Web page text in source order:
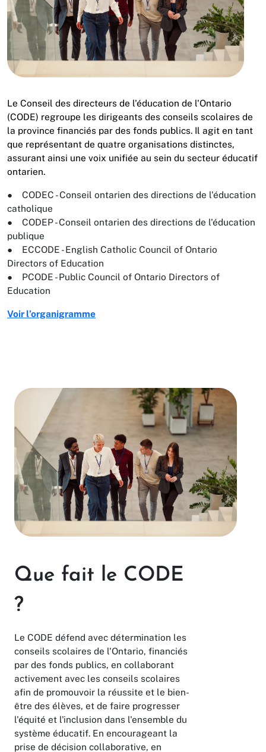
Le Conseil des directeurs de l'éducation de l'Ontario
(CODE) regroupe les dirigeants des conseils scolaires de
la province financiés par des fonds publics. Il agit en tant
que représentant de quatre organisations distinctes,
assurant ainsi une voix unifiée au sein du secteur éducatif
ontarien.
● CODEC - Conseil ontarien des directions de l'éducation
catholique
● CODEP - Conseil ontarien des directions de l'éducation
publique
● ECCODE - English Catholic Council of Ontario
Directors of Education
● PCODE - Public Council of Ontario Directors of
Education
Voir l’organigramme
Que fait le CODE
?
Le CODE défend avec détermination les
conseils scolaires de l'Ontario, financiés
par des fonds publics, en collaborant
activement avec les conseils scolaires
afin de promouvoir la réussite et le bien-
être des élèves, et de faire progresser
l'équité et l'inclusion dans l'ensemble du
système éducatif. En encourageant la
prise de décision collaborative, en